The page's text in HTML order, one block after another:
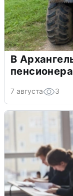
В
7 августа 3